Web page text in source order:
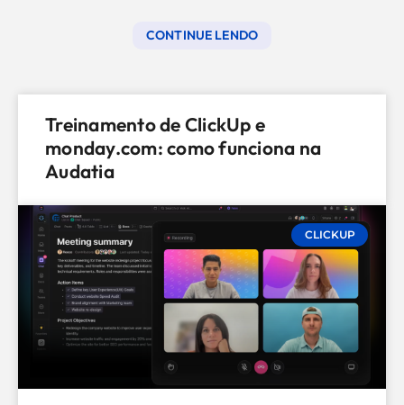
CONTINUE LENDO
Treinamento de ClickUp e
monday.com: como funciona na
Audatia
CLICKUP